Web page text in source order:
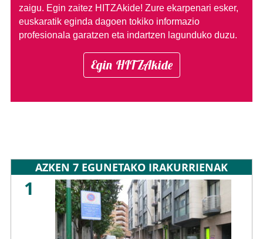
zaigu. Egin zaitez HITZAkide! Zure ekarpenari esker,
euskaratik eginda dagoen tokiko informazio
profesionala garatzen eta indartzen lagunduko duzu.
Egin HITZAkide
AZKEN 7 EGUNETAKO IRAKURRIENAK
1